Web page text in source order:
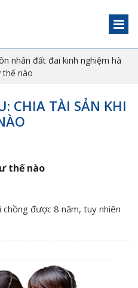
nhân đất đai kinh nghiệm hà
thế nào
CHIA TÀI SẢN KHI
thế nào
được 8 năm, tuy nhiên